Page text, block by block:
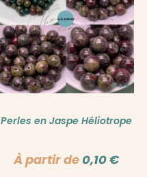
Perles en Jaspe Héliotrope
À partir de 0,10€